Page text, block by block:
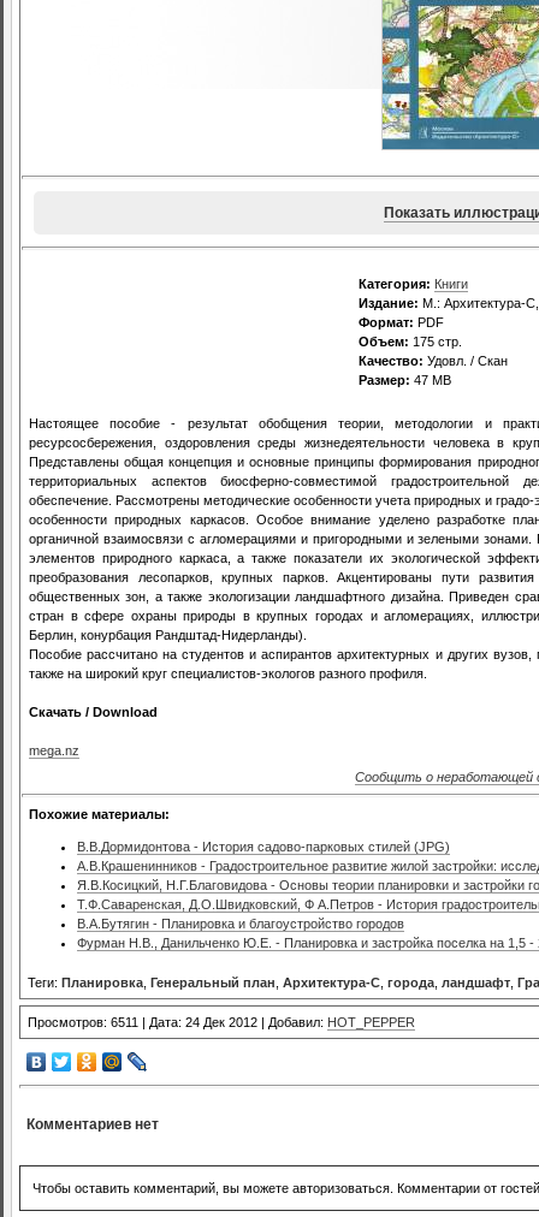
Показать
Категория: Книги
Издание: М.: Архитектура-
Формат: PDF
Объем: 175 стр.
Качество: Удовл. / Скан
Размер: 47 MB
Настоящее пособие - результат обобщения теории, методологии и
ресурсосбережения, оздоровления среды жизнедеятельности человека в
Представлены общая концепция и основные принципы формирования
территориальных аспектов биосферно-совместимой
обеспечение. Рассмотрены методические особенности учета природных и
особенности природных каркасов. Особое внимание уделено разработке
органичной взаимосвязи с агломерациями и пригородными и зелеными
элементов природного каркаса, а также показатели их экологической
преобразования лесопарков, крупных парков. Акцентированы пути
общественных зон, а также экологизации ландшафтного дизайна. Приведен
стран в сфере охраны природы в крупных городах и агломерациях,
Берлин, конурбация Рандштад-Нидерланды).
Пособие рассчитано на студентов и аспирантов архитектурных и других
также на широкий круг специалистов-экологов разного профиля.
Скачать / Download
mega.nz
Сообщить о неработающей
Похожие материалы:
В.В.Дормидонтова - История садово-парковых стилей (JPG)
А.В.Крашенинников - Градостроительное развитие жилой застройки:
Я.В.Косицкий, Н.Г.Благовидова - Основы теории планировки и застройки
Т.Ф.Саваренская, Д.О.Швидковский, Ф А.Петров - История
В.А.Бутягин - Планировка и благоустройство городов
Фурман Н.В., Данильченко Ю.Е. - Планировка и застройка поселка на 1,5 -
Теги: Планировка Генеральный план Архитектура-С города ландшафт
Просмотров: 6511 | Дата: 24 Дек 2012 | Добавил: HOT_PEPPER
Комментариев нет
Чтобы оставить комментарий, вы можете авторизоваться. Комментарии от